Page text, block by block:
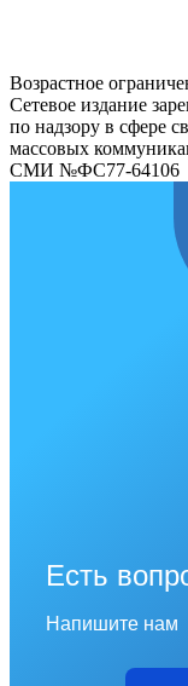
Возрастное
Сетевое издание
по надзору в сфере
массовых
СМИ №ФС77-64106
Есть
Напишите нам